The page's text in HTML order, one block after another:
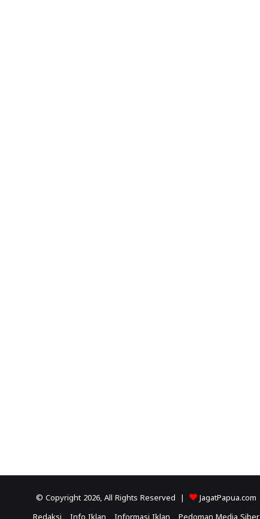
© Copyright 2026, All Rights Reserved | JagatPapua.com
Redaksi Info Iklan Informasi Iklan Pedoman Media Siber